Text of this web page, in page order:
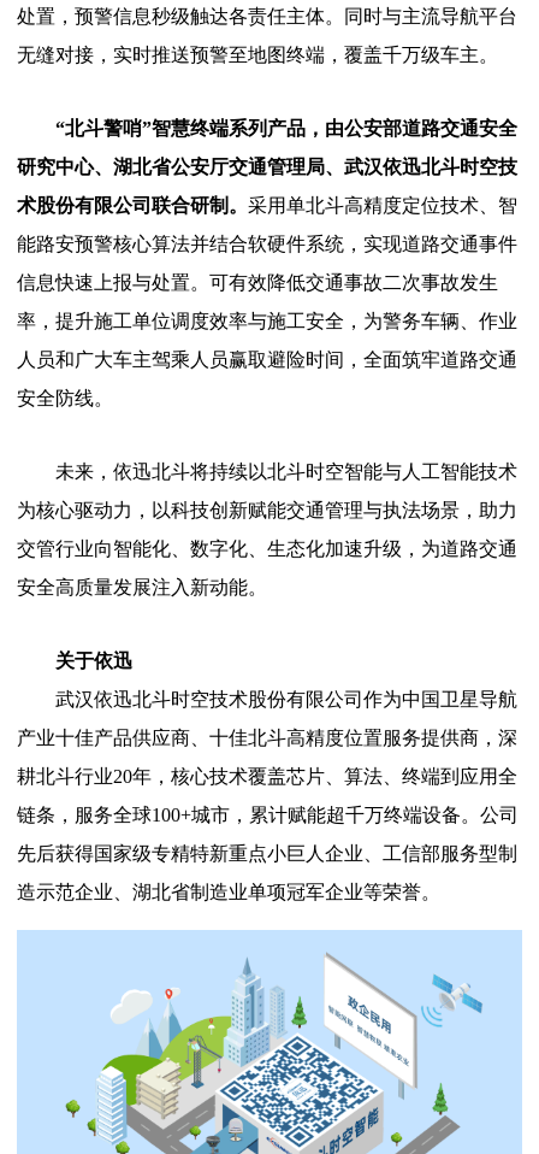
处置，预警信息秒级触达各责任主体。同时与主流导航平台
无缝对接，实时推送预警至地图终端，覆盖千万级车主。
“北斗警哨”智慧终端系列产品，由公安部道路交通安全
研究中心、湖北省公安厅交通管理局、武汉依迅北斗时空技
术股份有限公司联合研制。采用单北斗高精度定位技术、智
能路安预警核心算法并结合软硬件系统，实现道路交通事件
信息快速上报与处置。可有效降低交通事故二次事故发生
率，提升施工单位调度效率与施工安全，为警务车辆、作业
人员和广大车主驾乘人员赢取避险时间，全面筑牢道路交通
安全防线。
未来，依迅北斗将持续以北斗时空智能与人工智能技术
为核心驱动力，以科技创新赋能交通管理与执法场景，助力
交管行业向智能化、数字化、生态化加速升级，为道路交通
安全高质量发展注入新动能。
关于依迅
武汉依迅北斗时空技术股份有限公司作为中国卫星导航
产业十佳产品供应商、十佳北斗高精度位置服务提供商，深
耕北斗行业20年，核心技术覆盖芯片、算法、终端到应用全
链条，服务全球100+城市，累计赋能超千万终端设备。公司
先后获得国家级专精特新重点小巨人企业、工信部服务型制
造示范企业、湖北省制造业单项冠军企业等荣誉。